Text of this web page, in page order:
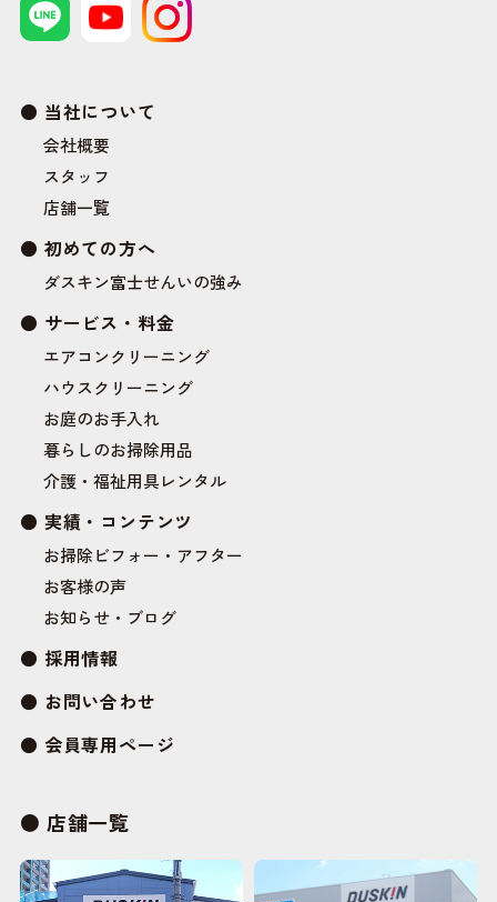
当社について
会社概要
スタッフ
店舗一覧
初めての方へ
ダスキン富士せんいの強み
サービス・料金
エアコンクリーニング
ハウスクリーニング
お庭のお手入れ
暮らしのお掃除用品
介護・福祉用具レンタル
実績・コンテンツ
お掃除ビフォー・アフター
お客様の声
お知らせ・ブログ
採用情報
お問い合わせ
会員専用ページ
店舗一覧